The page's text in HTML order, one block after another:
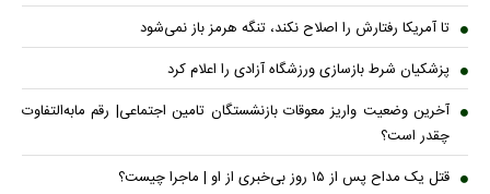
تا آمریکا رفتارش را اصلاح نکند، تنگه هرمز باز نمی‌شود
پزشکیان شرط بازسازی ورزشگاه آزادی را اعلام کرد
آخرین وضعیت واریز معوقات بازنشستگان تامین اجتماعی| رقم مابه‌التفاوت
چقدر است؟
قتل یک مداح پس از ۱۵ روز بی‌خبری از او | ماجرا چیست؟